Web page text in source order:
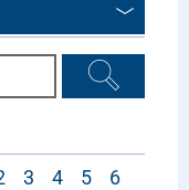
3 4 5
6